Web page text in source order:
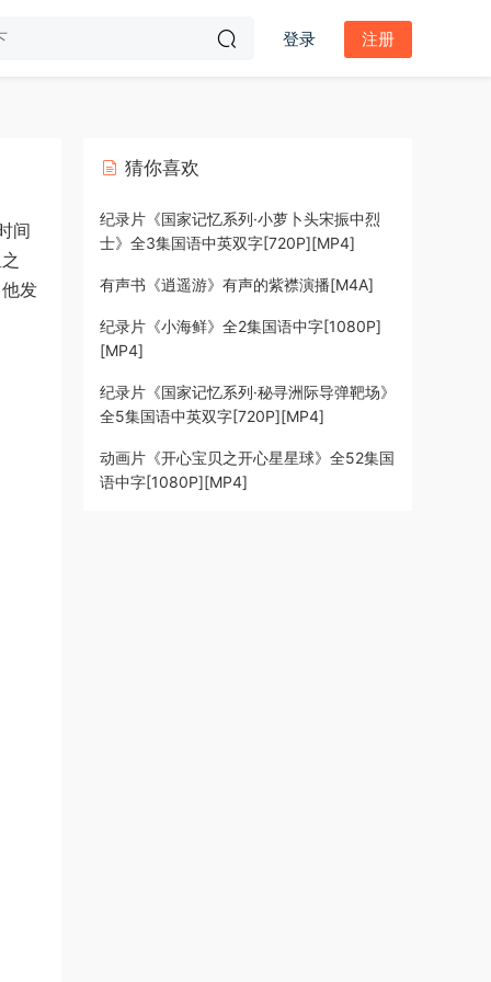
登录 注册
间
发
猜你喜欢
纪录片《国家记忆系列·小萝卜头宋振中烈
士》全3集国语中英双字[720P][MP4]
有声书《逍遥游》有声的紫襟演播[M4A]
纪录片《小海鲜》全2集国语中字[1080P]
[MP4]
纪录片《国家记忆系列·秘寻洲际导弹靶场》
全5集国语中英双字[720P][MP4]
动画片《开心宝贝之开心星星球》全52集国
语中字[1080P][MP4]